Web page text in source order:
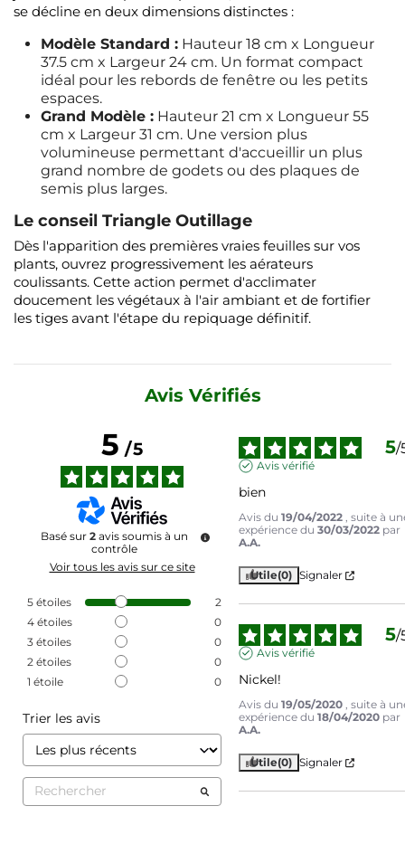
se décline en deux dimensions distinctes :
Modèle Standard : Hauteur 18 cm x Longueur
37.5 cm x Largeur 24 cm. Un format compact
idéal pour les rebords de fenêtre ou les petits
espaces.
Grand Modèle : Hauteur 21 cm x Longueur 55
cm x Largeur 31 cm. Une version plus
volumineuse permettant d'accueillir un plus
grand nombre de godets ou des plaques de
semis plus larges.
Le conseil Triangle Outillage
Dès l'apparition des premières vraies feuilles sur vos
plants, ouvrez progressivement les aérateurs
coulissants. Cette action permet d'acclimater
doucement les végétaux à l'air ambiant et de fortifier
les tiges avant l'étape du repiquage définitif.
Avis Vérifiés
5/5
Basé sur 2 avis soumis à un
contrôle
Voir tous les avis sur ce site
5 étoiles
2
4 étoiles
0
3 étoiles
0
2 étoiles
0
1 étoile 0
Trier les avis
5/
Avis vérifié
bien
Avis du19/04/2022 , suite à
expérience du30/03/2022 par
A.A.
Utile(0) Signaler
5/
Avis vérifié
Nickel!
Avis du19/05/2020 , suite à
expérience du18/04/2020 par
A.A.
Utile(0) Signaler